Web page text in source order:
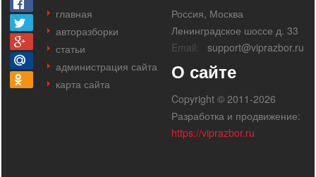
главная
авторазборки
статьи
администрация сайта
карта сайта
Россия, Москва
Ленинградское шоссе д. 33
Email:
support@viprazbor.ru
О сайте
Copyright © 2011-2026
Разработка и продвижение:
https://viprazbor.ru